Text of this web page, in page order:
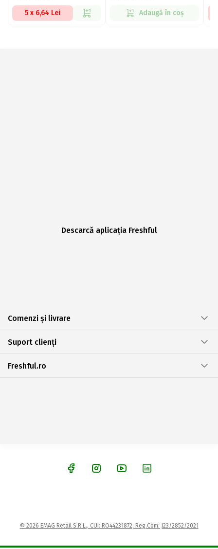
5 x 6,64 Lei Adaugă în coș
Descarcă aplicația Freshful
Comenzi și livrare
Suport clienți
Freshful.ro
© 2026 EMAG Retail S.R.L., CUI: RO44231872, Reg.Com: J23/2852/2021